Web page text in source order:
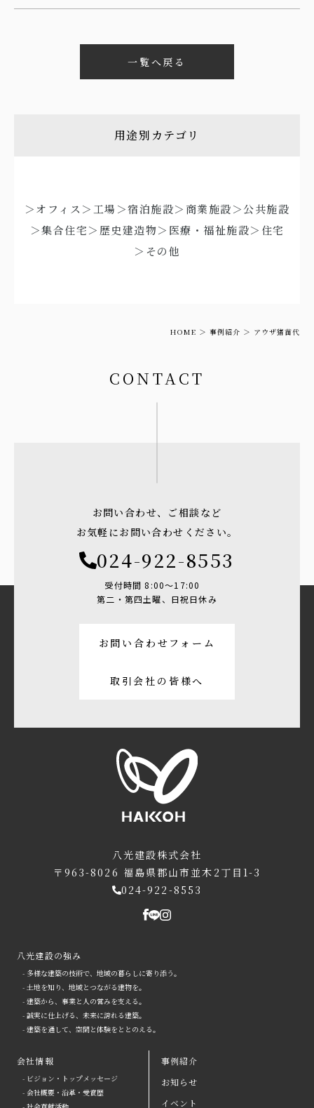
arrow
一覧へ戻る
用途別カテゴリ
＞オフィス ＞工場 ＞宿泊施設＞商業施設＞公共施設
＞集合住宅＞歴史建造物＞医療・福祉施設＞住宅
＞その他
HOME 事例紹介 アウザ猪苗代
CONTACT
お問い合わせ、ご相談など
お気軽にお問い合わせください。
024-922-8553
受付時間 8:00〜17:00
第二・第四土曜、日祝日休み
お問い合わせフォーム
取引会社の皆様へ
八光建設株式会社
〒963-8026 福島県郡山市並木2丁目1-3
024-922-8553
八光建設の強み
- 多様な建築の技術で、地域の暮らしに寄り添う。
- 土地を知り、地域とつながる建物を。
- 建築から、事業と人の営みを支える。
- 誠実に仕上げる、未来に誇れる建築。
- 建築を通して、空間と体験をととのえる。
会社情報
- ビジョン・トップメッセージ
- 会社概要・沿革・受賞歴
事例紹介
お知らせ
イベント